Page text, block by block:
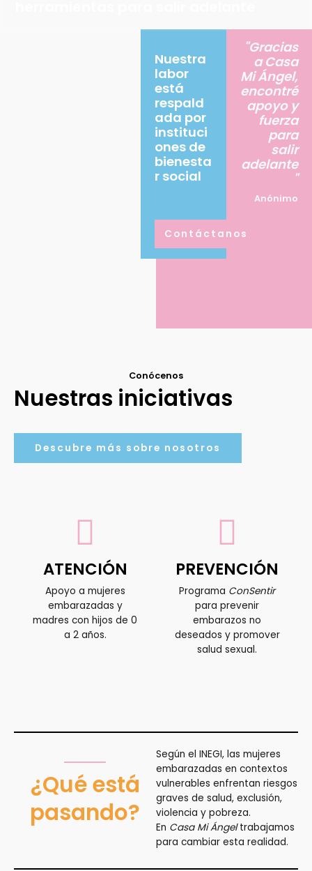
Nuestra
labor
está
respald
ada por
instituci
ones de
bienesta
r social
Contáctanos
"Gracias
a Casa
Mi Ángel,
encontré
apoyo y
fuerza
para
salir
adelante
"
Anónimo
Conócenos
Nuestras iniciativas
Descubre más sobre nosotros
ATENCIÓN
Apoyo a mujeres
embarazadas y
madres con hijos de 0
a 2 años.
PREVENCIÓN
Programa ConSentir
para prevenir
embarazos no
deseados y promover
salud sexual.
¿Qué está
pasando?
Según el INEGI, las mujeres
embarazadas en contextos
vulnerables enfrentan riesgos
graves de salud, exclusión,
violencia y pobreza.
En Casa Mi Ángeltrabajamos
para cambiar esta realidad.